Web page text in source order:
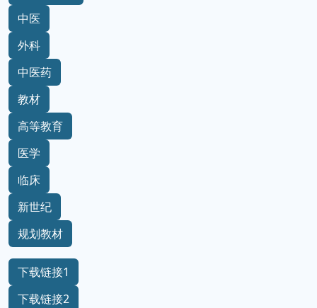
中医
外科
中医药
教材
高等教育
医学
临床
新世纪
规划教材
下载链接1
下载链接2